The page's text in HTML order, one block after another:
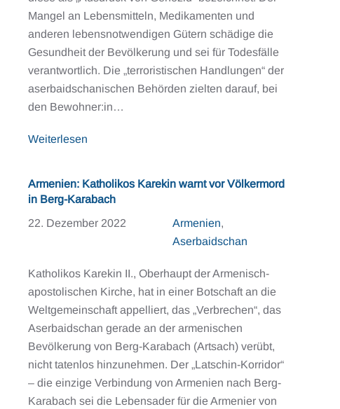
Mangel an Lebensmitteln, Medikamenten und
anderen lebensnotwendigen Gütern schädige die
Gesundheit der Bevölkerung und sei für Todesfälle
verantwortlich. Die „terroristischen Handlungen“ der
aserbaidschanischen Behörden zielten darauf, bei
den Bewohner:in…
Weiterlesen
Armenien: Katholikos Karekin warnt vor Völkermord
in Berg-Karabach
22. Dezember 2022
Armenien,
Aserbaidschan
Katholikos Karekin II., Oberhaupt der Armenisch-
apostolischen Kirche, hat in einer Botschaft an die
Weltgemeinschaft appelliert, das „Verbrechen“, das
Aserbaidschan gerade an der armenischen
Bevölkerung von Berg-Karabach (Artsach) verübt,
nicht tatenlos hinzunehmen. Der „Latschin-Korridor“
– die einzige Verbindung von Armenien nach Berg-
Karabach sei die Lebensader für die Armenier von